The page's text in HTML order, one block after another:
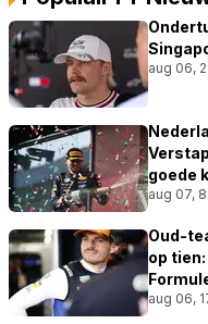
aug 06,
goede
aug 07,
Oud-
op
aug 06,